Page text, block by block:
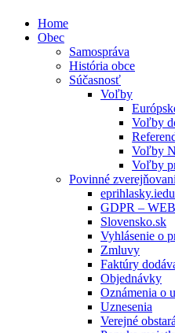
Home
Obec
Samospráva
História obce
Súčasnosť
Voľby
Voľby
Voľby
Voľby
Povinné
GDPR – WEB
Slovensko.sk
Vyhlásenie o
Zmluvy
Faktúry
Objednávky
Oznámenia o
Uznesenia
Verejné